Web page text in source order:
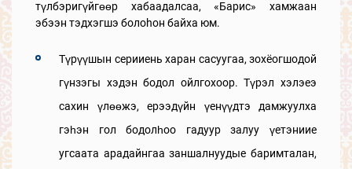
түлбэригүйгөөр хабаадалсаа, «Барис» хамжаан
эбээн тэдхэгшэ болоhон байха юм.
Түрүүшын серииень харан сасуугаа, зохёогшодой
гүнзэгы хэдэн бодол ойлгохоор. Түрэл хэлэеэ
сахин үлөөжэ, ерээдүйн үенүүдтэ дамжуулха
гэһэн гол бодолһоо гадуур залуу үетэниие
угсаата арадайнгаа заншалнуудые баримталан,